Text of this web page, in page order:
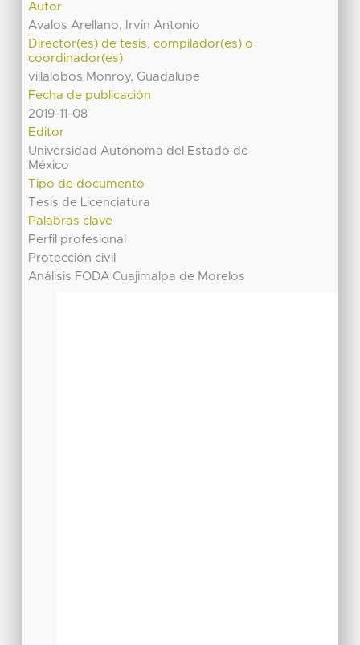
Autor
Avalos Arellano, Irvin Antonio
Director(es) de tesis, compilador(es) o
coordinador(es)
villalobos Monroy, Guadalupe
Fecha de publicación
2019-11-08
Editor
Universidad Autónoma del Estado de
México
Tipo de documento
Tesis de Licenciatura
Palabras clave
Perfil profesional
Protección civil
Análisis FODA Cuajimalpa de Morelos